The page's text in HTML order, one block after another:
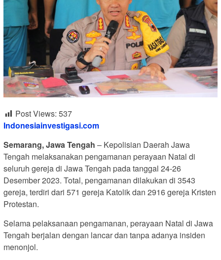
Post Views: 537
Indonesiainvestigasi.com
Semarang, Jawa Tengah – Kepolisian Daerah Jawa
Tengah melaksanakan pengamanan perayaan Natal di
seluruh gereja di Jawa Tengah pada tanggal 24-26
Desember 2023. Total, pengamanan dilakukan di 3543
gereja, terdiri dari 571 gereja Katolik dan 2916 gereja Kristen
Protestan.
Selama pelaksanaan pengamanan, perayaan Natal di Jawa
Tengah berjalan dengan lancar dan tanpa adanya insiden
menonjol.